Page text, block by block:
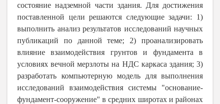
состояние надземной части здания. Для достижения
поставленной цели решаются следующие задачи: 1)
выполнить анализ результатов исследований научных
публикаций по данной теме; 2) проанализировать
влияние взаимодействия грунтов и фундамента в
условиях вечной мерзлоты на НДС каркаса здания; 3)
разработать компьютерную модель для выполнения
исследований взаимодействия системы "основание-
фундамент-сооружение" в средних широтах и районах